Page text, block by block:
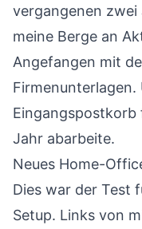
vergangenen
meine Berge an
Angefangen mit
Firmenunterlagen.
Eingangspostkorb
Jahr abarbeite.
Neues Home-
Dies war der Test
Setup. Links von